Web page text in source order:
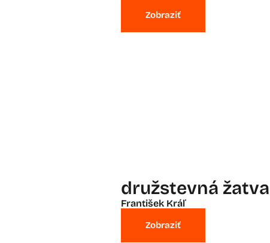
Zobraziť
družstevná žatva
František Kráľ
Zobraziť